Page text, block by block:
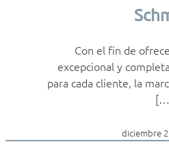
Con el fin de
excepcional y
para cada cliente, la
diciembre